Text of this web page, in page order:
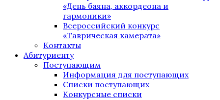
«День баяна, аккордеона и
гармоники»
Всероссийский конкурс
«Таврическая камерата»
Контакты
Абитуриенту
Поступающим
Информация для поступающих
Списки поступающих
Конкурсные списки